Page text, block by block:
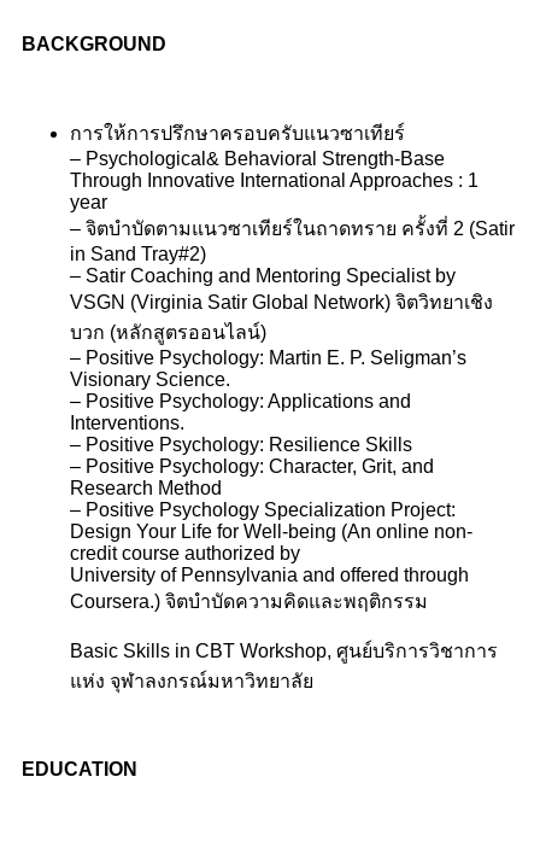
BACKGROUND
การให้การปรึกษาครอบครับแนวซาเทียร์
– Psychological& Behavioral Strength-Base
Through Innovative International Approaches : 1
year
– จิตบำบัดตามแนวซาเทียร์ในถาดทราย ครั้งที่ 2 (Satir
in Sand Tray#2)
– Satir Coaching and Mentoring Specialist by
VSGN (Virginia Satir Global Network) จิตวิทยาเชิง
บวก (หลักสูตรออนไลน์)
– Positive Psychology: Martin E. P. Seligman’s
Visionary Science.
– Positive Psychology: Applications and
Interventions.
– Positive Psychology: Resilience Skills
– Positive Psychology: Character, Grit, and
Research Method
– Positive Psychology Specialization Project:
Design Your Life for Well-being (An online non-
credit course authorized by
University of Pennsylvania and offered through
Coursera.) จิตบำบัดความคิดและพฤติกรรม
Basic Skills in CBT Workshop, ศูนย์บริการวิชาการ
แห่ง จุฬาลงกรณ์มหาวิทยาลัย
EDUCATION